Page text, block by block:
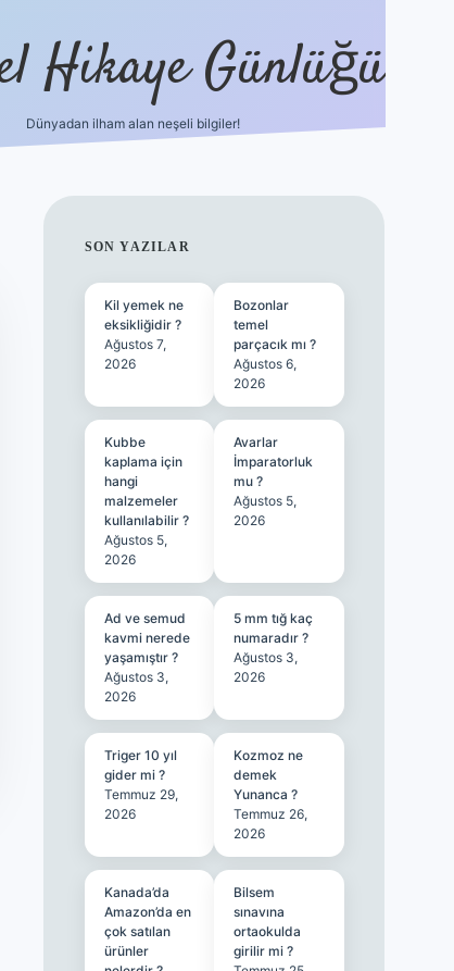
Hikaye Günlüğü
Dünyadan ilham alan neşeli bilgiler!
SIDEBAR
SON YAZILAR
Kil yemek ne
eksikliğidir ?
Ağustos 7,
2026
Bozonlar
temel
parçacık mı ?
Ağustos 6,
2026
Kubbe
kaplama için
hangi
malzemeler
kullanılabilir ?
Ağustos 5,
2026
Avarlar
İmparatorluk
mu ?
Ağustos 5,
2026
Ad ve semud
kavmi nerede
yaşamıştır ?
Ağustos 3,
2026
5 mm tığ kaç
numaradır ?
Ağustos 3,
2026
Triger 10 yıl
gider mi ?
Temmuz 29,
2026
Kozmoz ne
demek
Yunanca ?
Temmuz 26,
2026
Kanada’da
Amazon’da en
çok satılan
ürünler
Bilsem
sınavına
ortaokulda
girilir mi ?
betexper